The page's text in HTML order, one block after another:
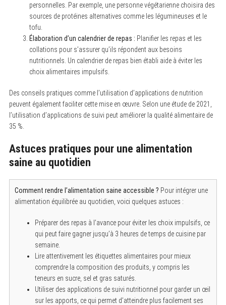
personnelles. Par exemple, une personne végétarienne choisira des
sources de protéines alternatives comme les légumineuses et le
tofu.
Élaboration d’un calendrier de repas : Planifier les repas et les
collations pour s’assurer qu’ils répondent aux besoins
nutritionnels. Un calendrier de repas bien établi aide à éviter les
choix alimentaires impulsifs.
Des conseils pratiques comme l’utilisation d’applications de nutrition
peuvent également faciliter cette mise en œuvre. Selon une étude de 2021,
l’utilisation d’applications de suivi peut améliorer la qualité alimentaire de
35 %.
Astuces pratiques pour une alimentation
saine au quotidien
Comment rendre l’alimentation saine accessible ? Pour intégrer une
alimentation équilibrée au quotidien, voici quelques astuces :
Préparer des repas à l’avance pour éviter les choix impulsifs, ce
qui peut faire gagner jusqu’à 3 heures de temps de cuisine par
semaine.
Lire attentivement les étiquettes alimentaires pour mieux
comprendre la composition des produits, y compris les
teneurs en sucre, sel et gras saturés.
Utiliser des applications de suivi nutritionnel pour garder un œil
sur les apports, ce qui permet d’atteindre plus facilement ses